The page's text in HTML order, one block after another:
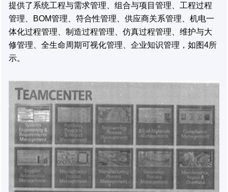
提供了系统工程与需求管理、组合与项目管理、工程过程
管理、BOM管理、符合性管理、供应商关系管理、机电一
体化过程管理、制造过程管理、仿真过程管理、维护与大
修管理、全生命周期可视化管理、企业知识管理，如图4所
示。